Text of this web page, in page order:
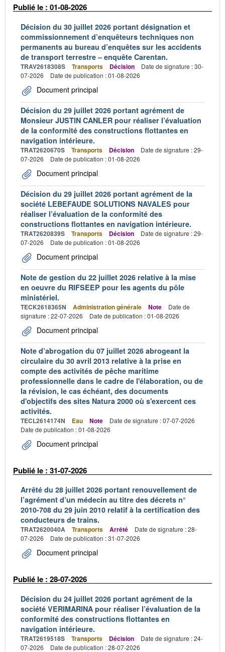
Publié le : 01-08-2026
Décision du 30 juillet 2026 portant désignation et
commissionnement d’enquêteurs techniques non
permanents au bureau d’enquêtes sur les accidents
de transport terrestre – enquête Carentan.
TRAV2618308S Transports Décision
Date de signature : 30-
07-2026
Date de publication : 01-08-2026
Document principal
Décision du 29 juillet 2026 portant agrément de
Monsieur JUSTIN CANLER pour réaliser l’évaluation
de la conformité des constructions flottantes en
navigation intérieure.
TRAT2620670S Transports Décision
Date de signature : 29-
07-2026
Date de publication : 01-08-2026
Document principal
Décision du 29 juillet 2026 portant agrément de la
société LEBEFAUDE SOLUTIONS NAVALES pour
réaliser l’évaluation de la conformité des
constructions flottantes en navigation intérieure.
TRAT2620839S Transports Décision
Date de signature : 29-
07-2026
Date de publication : 01-08-2026
Document principal
Note de gestion du 22 juillet 2026 relative à la mise
en oeuvre du RIFSEEP pour les agents du pôle
ministériel.
TECK2618365N Administration générale Note
Date de
signature : 22-07-2026
Date de publication : 01-08-2026
Document principal
Note d’abrogation du 07 juillet 2026 abrogeant la
circulaire du 30 avril 2013 relative à la prise en
compte des activités de pêche maritime
professionnelle dans le cadre de l'élaboration, ou de
la révision, le cas échéant, des documents
d'objectifs des sites Natura 2000 où s'exercent ces
activités.
TECL2614174N Eau Note
Date de signature : 07-07-2026
Date de publication : 01-08-2026
Document principal
Publié le : 31-07-2026
Arrêté du 28 juillet 2026 portant renouvellement de
l’agrément d’un médecin au titre des décrets n°
2010-708 du 29 juin 2010 relatif à la certification des
conducteurs de trains.
TRAT2620040A Transports Arrêté
Date de signature : 28-
07-2026
Date de publication : 31-07-2026
Document principal
Publié le : 28-07-2026
Décision du 24 juillet 2026 portant agrément de la
société VERIMARINA pour réaliser l’évaluation de la
conformité des constructions flottantes en
navigation intérieure.
TRAT2619518S Transports Décision
Date de signature : 24-
07-2026
Date de publication : 28-07-2026